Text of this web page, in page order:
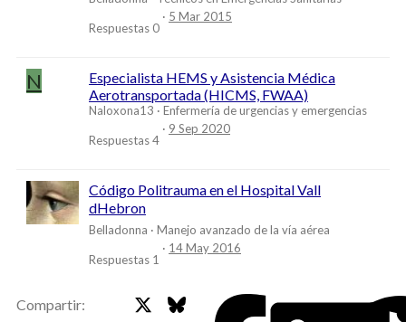
Respuestas 0
5 Mar 2015
N
Especialista HEMS y Asistencia Médica
Aerotransportada (HICMS, FWAA)
Naloxona13 Enfermería de urgencias y emergencias
Respuestas4
9 Sep 2020
Código Politrauma en el Hospital Vall
dHebron
Belladonna Manejo avanzado de la vía aérea
Respuestas 1
14 May 2016
Compartir: Bluesky